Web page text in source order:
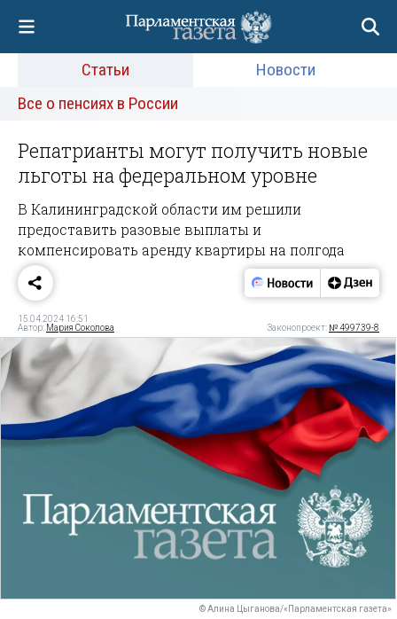
Статьи
Новости
Все о пенсиях в России
Репатрианты могут получить новые
льготы на федеральном уровне
В Калининградской области им решили
предоставить разовые выплаты и
компенсировать аренду квартиры на полгода
15.04.2024 16:51
Автор: Мария Соколова Законопроект: № 499739-8
© Алина Цыганова/«Парламентская газета»